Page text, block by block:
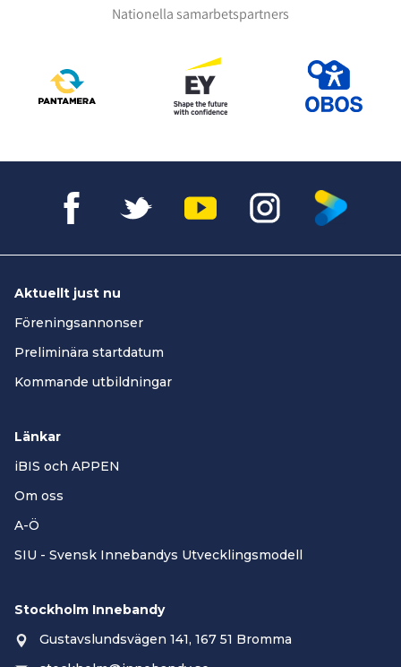
Nationella samarbetspartners
Aktuellt just nu
Föreningsannonser
Preliminära startdatum
Kommande utbildningar
Länkar
iBIS och APPEN
Om oss
A-Ö
SIU - Svensk Innebandys Utvecklingsmodell
Stockholm Innebandy
Gustavslundsvägen 141, 167 51 Bromma